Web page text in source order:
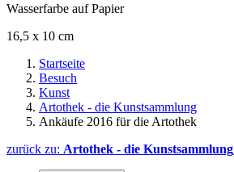
Wasserfarbe auf Papier
16,5 x 10 cm
Startseite
Besuch
Kunst
Artothek - die Kunstsammlung
Ankäufe 2016 für die Artothek
zurück zu: Artothek - die Kunstsammlung